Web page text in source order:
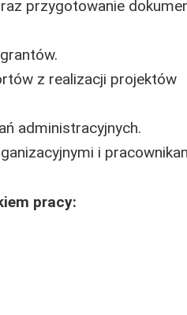
przygotowanie
z realizacji projektów
administracyjnych.
i
pracy: